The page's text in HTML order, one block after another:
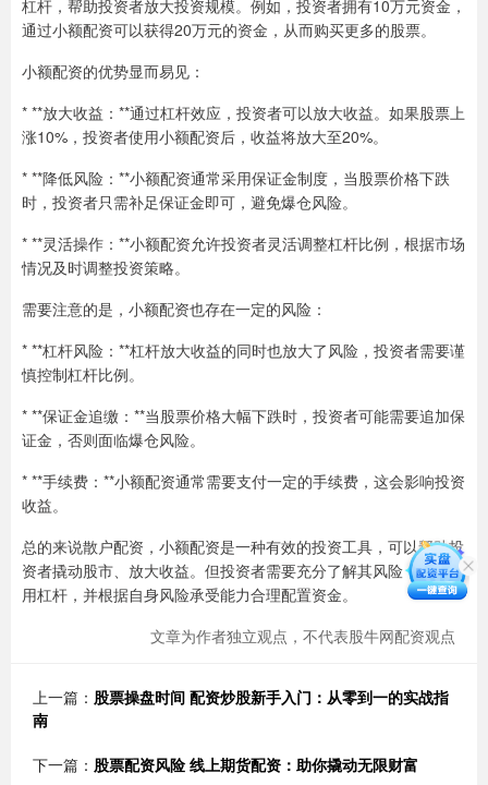
杠杆，帮助投资者放大投资规模。例如，投资者拥有10万元资金，
通过小额配资可以获得20万元的资金，从而购买更多的股票。
小额配资的优势显而易见：
* **放大收益：**通过杠杆效应，投资者可以放大收益。如果股票上
涨10%，投资者使用小额配资后，收益将放大至20%。
* **降低风险：**小额配资通常采用保证金制度，当股票价格下跌
时，投资者只需补足保证金即可，避免爆仓风险。
* **灵活操作：**小额配资允许投资者灵活调整杠杆比例，根据市场
情况及时调整投资策略。
需要注意的是，小额配资也存在一定的风险：
* **杠杆风险：**杠杆放大收益的同时也放大了风险，投资者需要谨
慎控制杠杆比例。
* **保证金追缴：**当股票价格大幅下跌时，投资者可能需要追加保
证金，否则面临爆仓风险。
* **手续费：**小额配资通常需要支付一定的手续费，这会影响投资
收益。
总的来说散户配资，小额配资是一种有效的投资工具，可以帮助投
资者撬动股市、放大收益。但投资者需要充分了解其风险，谨慎使
用杠杆，并根据自身风险承受能力合理配置资金。
文章为作者独立观点，不代表股牛网配资观点
上一篇： 股票操盘时间 配资炒股新手入门：从零到一的实战指
南
下一篇： 股票配资风险 线上期货配资：助你撬动无限财富